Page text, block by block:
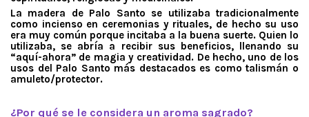
La madera de Palo Santo se utilizaba tradicionalmente
como incienso en ceremonias y rituales, de hecho su uso
era muy común porque incitaba a la buena suerte. Quien lo
utilizaba, se abría a recibir sus beneficios, llenando su
“aquí-ahora” de magia y creatividad. De hecho, uno de los
usos del Palo Santo más destacados es como talismán o
amuleto/protector.
¿Por qué se le considera un aroma sagrado?